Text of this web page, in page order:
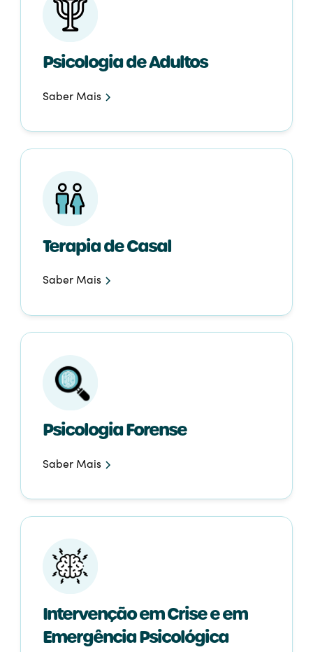
Psicologia de Adultos
Saber Mais
Terapia de Casal
Saber Mais
Psicologia Forense
Saber Mais
Intervenção em Crise e em
Emergência Psicológica